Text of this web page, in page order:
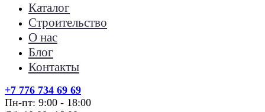
Каталог
Строительство
О нас
Блог
Контакты
+7 776 734 69 69
Пн-пт: 9:00 - 18:00